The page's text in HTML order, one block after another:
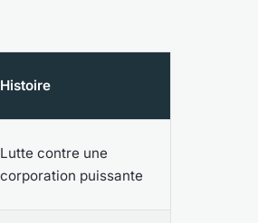
Histoire
Lutte contre une
corporation puissante